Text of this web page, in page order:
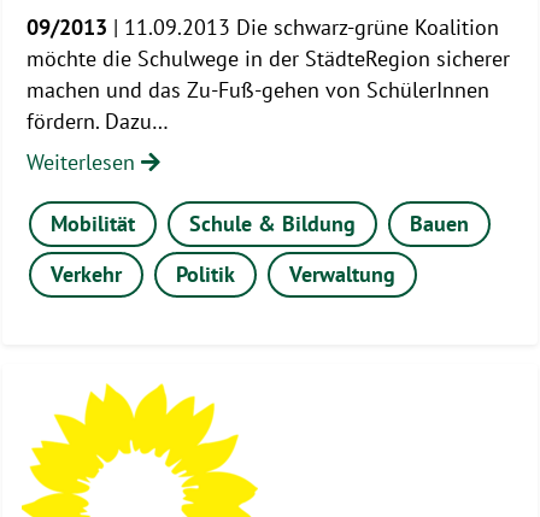
09/2013 | 11.09.2013 Die schwarz-grüne Koalition
möchte die Schulwege in der StädteRegion sicherer
machen und das Zu-Fuß-gehen von SchülerInnen
fördern. Dazu…
Weiterlesen
Mobilität Schule & Bildung
Bauen
Verkehr
Politik Verwaltung